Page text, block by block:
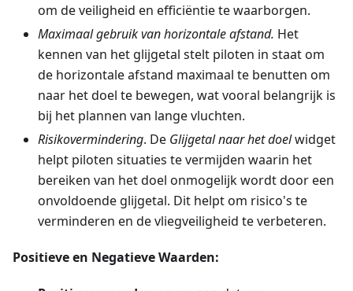
om de veiligheid en efficiëntie te waarborgen.
Maximaal gebruik van horizontale afstand. Het
kennen van het glijgetal stelt piloten in staat om
de horizontale afstand maximaal te benutten om
naar het doel te bewegen, wat vooral belangrijk is
bij het plannen van lange vluchten.
Risikovermindering. De Glijgetal naar het doelwidget
helpt piloten situaties te vermijden waarin het
bereiken van het doel onmogelijk wordt door een
onvoldoende glijgetal. Dit helpt om risico's te
verminderen en de vliegveiligheid te verbeteren.
Positieve en Negatieve Waarden: